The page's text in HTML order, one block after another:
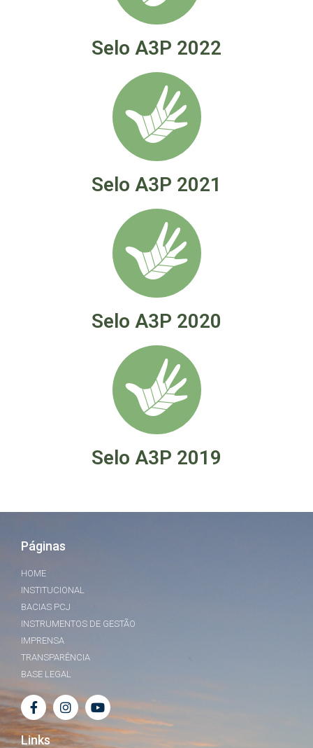
Selo A3P 2022
Selo A3P 2021
Selo A3P 2020
Selo A3P 2019
Páginas
HOME
INSTITUCIONAL
BACIAS PCJ
INSTRUMENTOS DE GESTÃO
IMPRENSA
TRANSPARÊNCIA
BASE LEGAL
Links